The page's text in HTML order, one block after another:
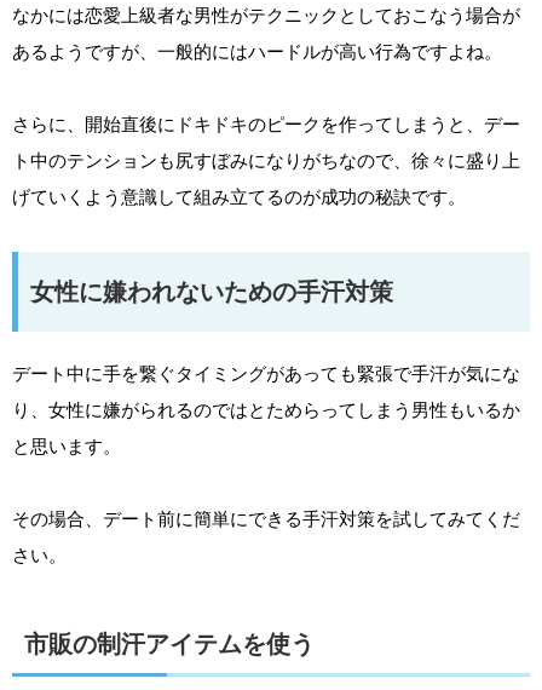
なかには恋愛上級者な男性がテクニックとしておこなう場合が
あるようですが、一般的にはハードルが高い行為ですよね。
さらに、開始直後にドキドキのピークを作ってしまうと、デー
ト中のテンションも尻すぼみになりがちなので、徐々に盛り上
げていくよう意識して組み立てるのが成功の秘訣です。
女性に嫌われないための手汗対策
デート中に手を繋ぐタイミングがあっても緊張で手汗が気にな
り、女性に嫌がられるのではとためらってしまう男性もいるか
と思います。
その場合、デート前に簡単にできる手汗対策を試してみてくだ
さい。
市販の制汗アイテムを使う